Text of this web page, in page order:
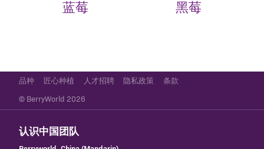
蓝莓 黑莓
品种 匠心种植 人才招聘 隐私政策 条款
© BerryWorld 2026
认识中国团队